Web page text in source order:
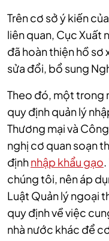
Trên cơ sở ý kiến
liên quan, Cục Xuất
đã hoàn thiện hồ sơ
sửa đổi, bổ sung
Theo đó, một trong
quy định quản lý
Thương mại và
nghị cơ quan soạn
địnhnhập khẩu gạo
chúng tôi, nên áp
Luật Quản lý ngoại
quy định về việc
nhà nước khác để